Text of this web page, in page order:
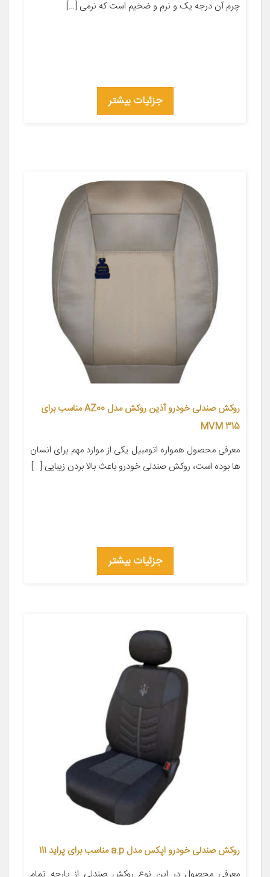
چرم آن درجه یک و نرم و ضخیم است که نرمی […]
جزئیات بیشتر
روکش صندلی خودرو آذین روکش مدل AZ00 مناسب برای
MVM 315
معرفی محصول همواره اتومبیل یکی از موارد مهم برای انسان
ها بوده است، روکش صندلی خودرو باعث بالا بردن زیبایی […]
جزئیات بیشتر
روکش صندلی خودرو اپکس مدل a.p مناسب برای پراید 111